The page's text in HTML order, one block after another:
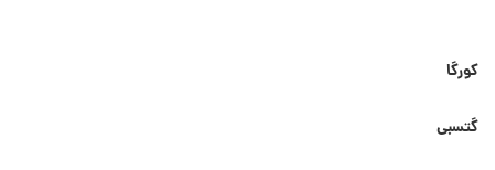
کورگا
گتسبی